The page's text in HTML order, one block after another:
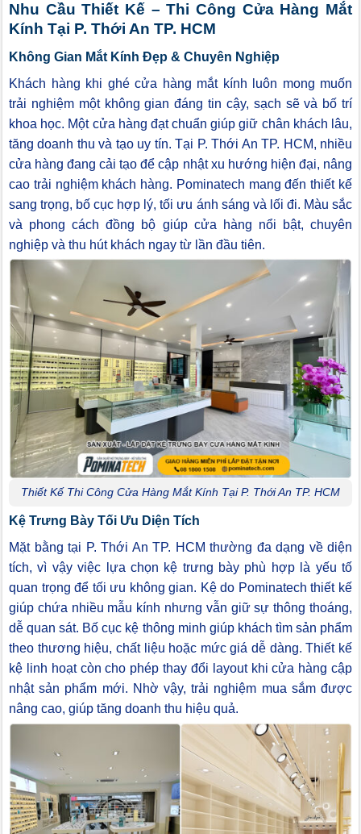
Nhu Cầu Thiết Kế – Thi Công Cửa Hàng Mắt
Kính Tại P. Thới An TP. HCM
Không Gian Mắt Kính Đẹp & Chuyên Nghiệp
Khách hàng khi ghé cửa hàng mắt kính luôn mong muốn
trải nghiệm một không gian đáng tin cậy, sạch sẽ và bố trí
khoa học. Một cửa hàng đạt chuẩn giúp giữ chân khách lâu,
tăng doanh thu và tạo uy tín. Tại P. Thới An TP. HCM, nhiều
cửa hàng đang cải tạo để cập nhật xu hướng hiện đại, nâng
cao trải nghiệm khách hàng. Pominatech mang đến thiết kế
sang trọng, bố cục hợp lý, tối ưu ánh sáng và lối đi. Màu sắc
và phong cách đồng bộ giúp cửa hàng nổi bật, chuyên
nghiệp và thu hút khách ngay từ lần đầu tiên.
Thiết Kế Thi Công Cửa Hàng Mắt Kính Tại P. Thới An TP. HCM
Kệ Trưng Bày Tối Ưu Diện Tích
Mặt bằng tại P. Thới An TP. HCM thường đa dạng về diện
tích, vì vậy việc lựa chọn kệ trưng bày phù hợp là yếu tố
quan trọng để tối ưu không gian. Kệ do Pominatech thiết kế
giúp chứa nhiều mẫu kính nhưng vẫn giữ sự thông thoáng,
dễ quan sát. Bố cục kệ thông minh giúp khách tìm sản phẩm
theo thương hiệu, chất liệu hoặc mức giá dễ dàng. Thiết kế
kệ linh hoạt còn cho phép thay đổi layout khi cửa hàng cập
nhật sản phẩm mới. Nhờ vậy, trải nghiệm mua sắm được
nâng cao, giúp tăng doanh thu hiệu quả.